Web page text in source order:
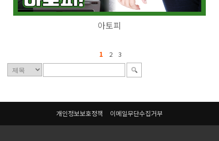
아토피
1 2 3
개인정보보호정책 이메일무단수집거부